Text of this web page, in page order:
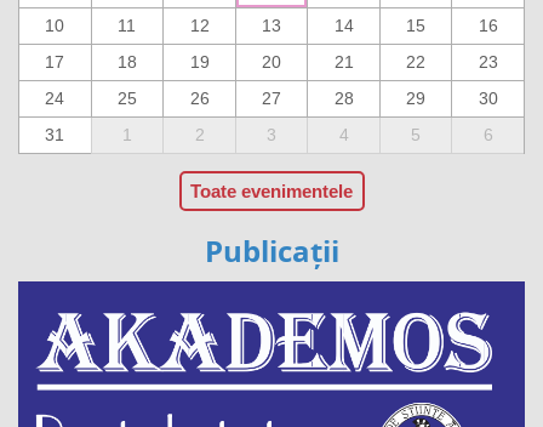
10
11 12 13 14 15
16
17
18 19 20 21 22
23
24
25 26 27 28 29
30
31
1 2 3 4 5 6
Toate evenimentele
Publicații